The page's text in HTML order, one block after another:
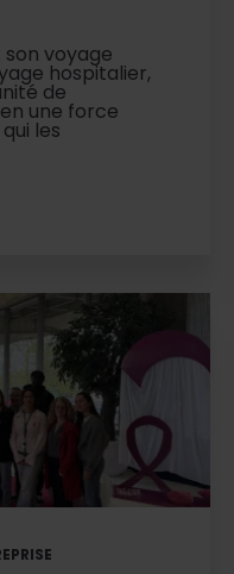
son voyage
hospitalier,
de
une force
les